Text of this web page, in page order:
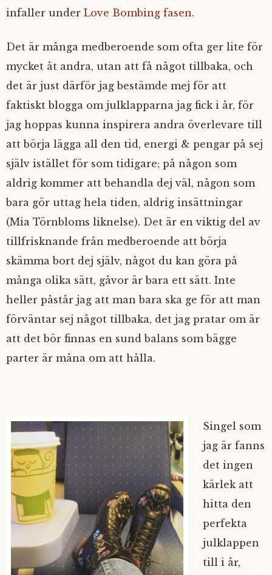
infaller under Love Bombing fasen.
Det är många medberoende som ofta ger lite för
mycket åt andra, utan att få något tillbaka, och
det är just därför jag bestämde mej för att
faktiskt blogga om julklapparna jag fick i år, för
jag hoppas kunna inspirera andra överlevare till
att börja lägga all den tid, energi & pengar på sej
själv istället för som tidigare; på någon som
aldrig kommer att behandla dej väl, någon som
bara gör uttag hela tiden, aldrig insättningar
(Mia Törnbloms liknelse). Det är en viktig del av
tillfrisknande från medberoende att börja
skämma bort dej själv, något du kan göra på
många olika sätt, gåvor är bara ett sätt. Inte
heller påstår jag att man bara ska ge för att man
förväntar sej något tillbaka, det jag pratar om är
att det bör finnas en sund balans som bägge
parter är måna om att hålla.
Singel som
jag är fanns
det ingen
kärlek att
hitta den
perfekta
julklappen
till i år,